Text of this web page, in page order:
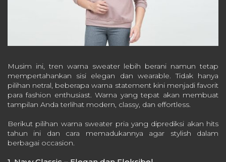
Musim ini, tren warna sweater lebih berani namun tetap
mempertahankan sisi elegan dan wearable. Tidak hanya
pilihan netral, beberapa warna statement kini menjadi favorit
para fashion enthusiast. Warna yang tepat akan membuat
tampilan Anda terlihat modern, classy, dan effortless.
Berikut pilihan warna sweater pria yang diprediksi akan hits
tahun ini dan cara memadukannya agar stylish dalam
berbagai occasion.